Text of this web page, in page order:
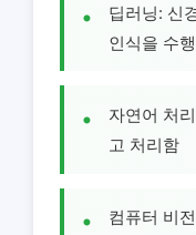
딥러닝: 신
인식을 수
자연어 처
고 처리함
컴퓨터 비